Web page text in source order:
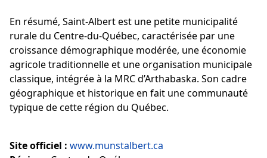
En résumé, Saint-Albert est une petite municipalité
rurale du Centre-du-Québec, caractérisée par une
croissance démographique modérée, une économie
agricole traditionnelle et une organisation municipale
classique, intégrée à la MRC d’Arthabaska. Son cadre
géographique et historique en fait une communauté
typique de cette région du Québec.
Site officiel : www.munstalbert.ca